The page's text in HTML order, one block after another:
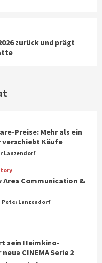
zurück und prägt
in
immer mehr auf
Preise: Mehr als ein
Käufe
Communication &
Preise: Mehr als ein
verschiebt Käufe
Lanzendorf
Area Communication &
Peter Lanzendorf
sein Heimkino-
CINEMA Serie 2